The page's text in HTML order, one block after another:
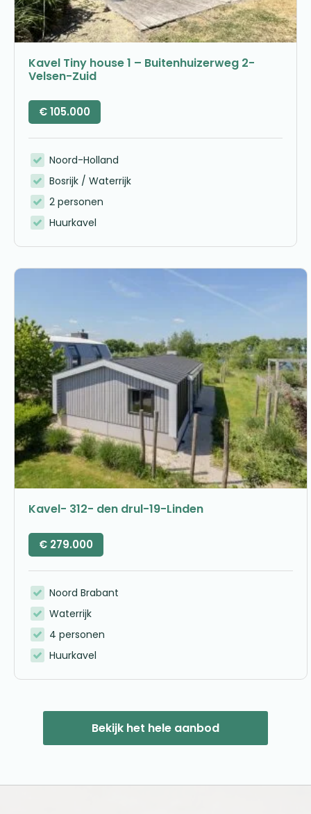
Kavel Tiny house 1 – Buitenhuizerweg 2-
Velsen-Zuid
€105.000
Noord-Holland
Bosrijk / Waterrijk
2 personen
Huurkavel
Kavel- 312- den drul-19-Linden
€ 279.000
Noord Brabant
Waterrijk
4 personen
Huurkavel
Bekijk het hele aanbod